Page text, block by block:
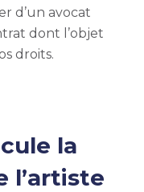
d’un avocat
dont l’objet
droits.
la
l’artiste